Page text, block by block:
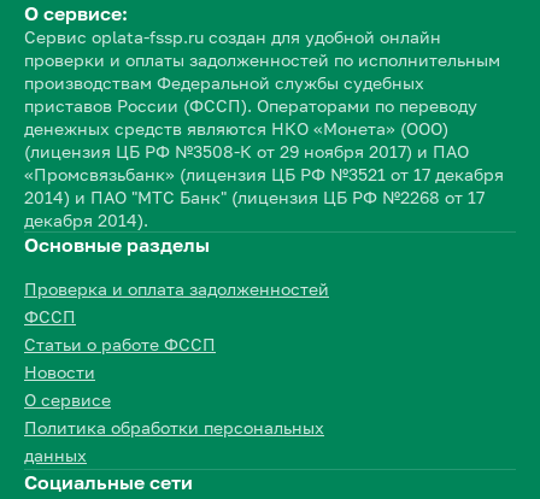
О сервисе:
Сервис oplata-fssp.ru создан для удобной онлайн
проверки и оплаты задолженностей по исполнительным
производствам Федеральной службы судебных
приставов России (ФССП). Операторами по переводу
денежных средств являются НКО «Монета» (ООО)
(лицензия ЦБ РФ №3508-К от 29 ноября 2017) и ПАО
«Промсвязьбанк» (лицензия ЦБ РФ №3521 от 17 декабря
2014) и ПАО "МТС Банк" (лицензия ЦБ РФ №2268 от 17
декабря 2014).
Основные разделы
Проверка и оплата задолженностей
ФССП
Статьи о работе ФССП
Новости
О сервисе
Политика обработки персональных
данных
Социальные сети